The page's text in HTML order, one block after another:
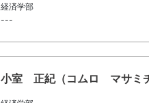
経済学部
---
小室 正紀（コムロ マサミ